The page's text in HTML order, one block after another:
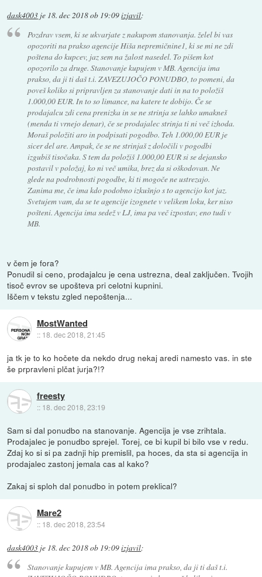
dask4003 je 18. dec 2018 ob 19:09izjavil:
Pozdrav vsem, ki se ukvarjate z nakupom stanovanja. želel bi vas
opozoriti na prakso agencije Hiša nepremičnine1, ki se mi ne zdi
poštena do kupcev, jaz sem na žalost nasedel. To pišem kot
opozorilo za druge. Stanovanje kupujem v MB. Agencija ima
prakso, da ji ti daš t.i. ZAVEZUJOČO PONUDBO, to pomeni, da
poveš koliko si pripravljen za stanovanje dati in na to položiš
1.000,00 EUR. In to so limance, na katere te dobijo. Če se
prodajalcu zdi cena prenizka in se ne strinja se lahko umakneš
(menda ti vrnejo denar), če se prodajalec strinja ti ni več izhoda.
Moraš položiti aro in podpisati pogodbo. Teh 1.000,00 EUR je
sicer del are. Ampak, če se ne strinjaš z določili v pogodbi
izgubiš tisočaka. S tem da položiš 1.000,00 EUR si se dejansko
postavil v položaj, ko ni več umika, brez da si oškodovan. Ne
glede na podrobnosti pogodbe, ki ti mogoče ne ustrezajo.
Zanima me, če ima kdo podobno izkušnjo s to agencijo kot jaz.
Svetujem vam, da se te agencije izognete v velikem loku, ker niso
pošteni. Agencija ima sedež v LJ, ima pa več izpostav, eno tudi v
MB.
v čem je fora?
Ponudil si ceno, prodajalcu je cena ustrezna, deal zaključen. Tvojih
tisoč evrov se upošteva pri celotni kupnini.
Iščem v tekstu zgled nepoštenja...
MostWanted
:: 18. dec 2018, 21:45
ja tk je to ko hočete da nekdo drug nekaj aredi namesto vas. in ste
še prpravleni plčat jurja?!?
freesty
:: 18. dec 2018, 23:19
Sam si dal ponudbo na stanovanje. Agencija je vse zrihtala.
Prodajalec je ponudbo sprejel. Torej, ce bi kupil bi bilo vse v redu.
Zdaj ko si si pa zadnji hip premislil, pa hoces, da sta si agencija in
prodajalec zastonj jemala cas al kako?
Zakaj si sploh dal ponudbo in potem preklical?
Mare2
:: 18. dec 2018, 23:54
dask4003 je 18. dec 2018 ob 19:09izjavil:
Stanovanje kupujem v MB. Agencija ima prakso, da ji ti daš t.i.